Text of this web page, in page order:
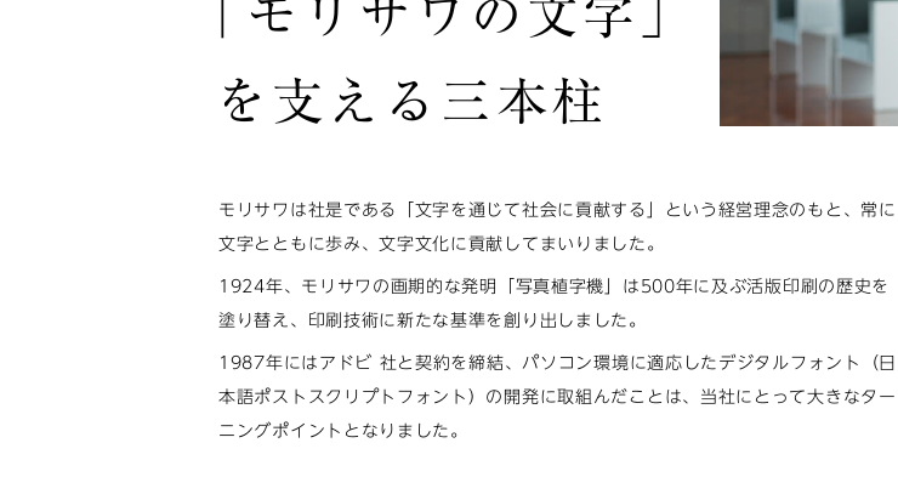
「モリサワの文字」
を支える三本柱
モリサワは社是である「文字を通じて社会に貢献する」という経営理念のもと、常に
文字とともに歩み、文字文化に貢献してまいりました。
1924年、モリサワの画期的な発明「写真植字機」は500年に及ぶ活版印刷の歴史を
塗り替え、印刷技術に新たな基準を創り出しました。
1987年にはアドビ 社と契約を締結、パソコン環境に適応したデジタルフォント（日
本語ポストスクリプトフォント）の開発に取組んだことは、当社にとって大きなター
ニングポイントとなりました。